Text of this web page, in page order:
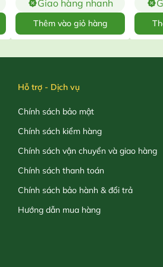
Giao hàng nhanh
Thêm vào giỏ hàng
Hỗ trợ - Dịch vụ
Chính sách bảo mật
Chính sách kiểm hàng
Chính sách vận chuyển và giao hàng
Chính sách thanh toán
Chính sách bảo hành & đổi trả
Hướng dẫn mua hàng